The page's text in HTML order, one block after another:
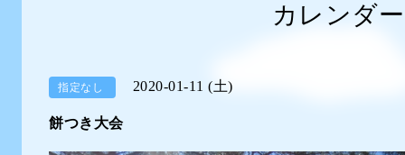
カレンダー
指定なし 2020-01-11 (土)
餅つき大会